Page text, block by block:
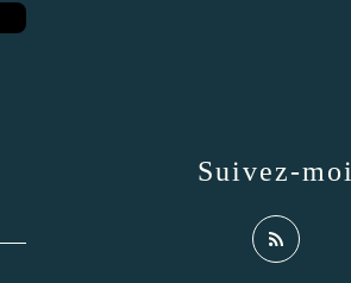
Suivez-moi